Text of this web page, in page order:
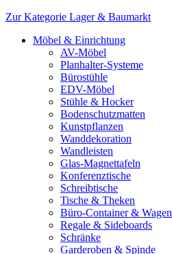
Zur Kategorie Lager & Baumarkt
Möbel & Einrichtung
AV-Möbel
Planhalter-Systeme
Bürostühle
EDV-Möbel
Stühle & Hocker
Bodenschutzmatten
Kunstpflanzen
Wanddekoration
Wandleisten
Glas-Magnettafeln
Konferenztische
Schreibtische
Tische & Theken
Büro-Container & Wagen
Regale & Sideboards
Schränke
Garderoben & Spinde